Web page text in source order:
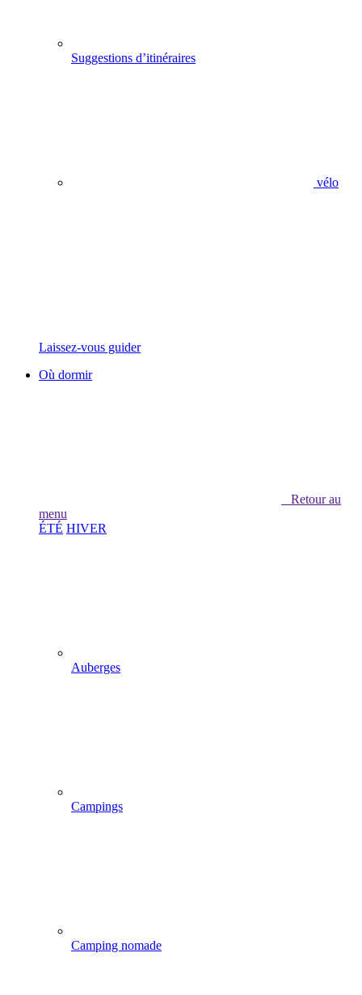
Suggestions d’itinéraires
vélo
Laissez-vous guider
Où dormir
Retour au
menu
ÉTÉ HIVER
Auberges
Campings
Camping nomade